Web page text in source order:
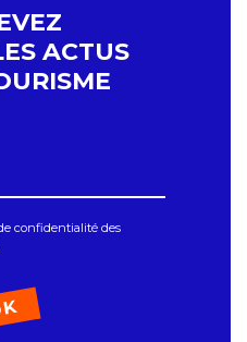
ACTUS
confidentialité des